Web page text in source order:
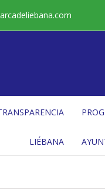
LIÉBANA